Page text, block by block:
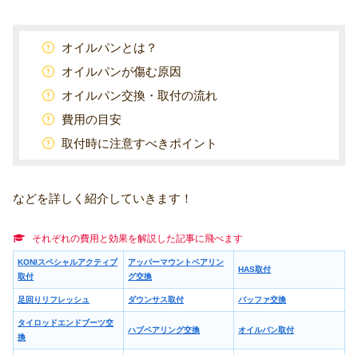
オイルパンとは？
オイルパンが傷む原因
オイルパン交換・取付の流れ
費用の目安
取付時に注意すべきポイント
などを詳しく紹介していきます！
それぞれの費用と効果を解説した記事に飛べます
KONIスペシャルアクティブ
取付
アッパーマウントベアリン
グ交換
HAS取付
足回りリフレッシュ ダウンサス取付 バッファ交換
タイロッドエンドブーツ交
換
ハブベアリング交換 オイルパン取付